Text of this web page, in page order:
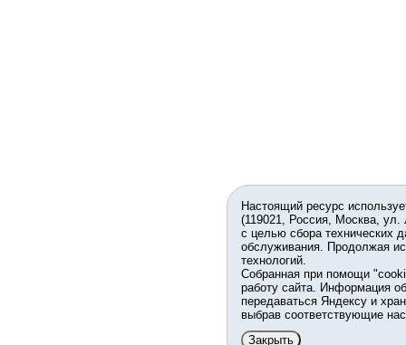
Настоящий ресурс
(119021, Россия, Москва,
с целью сбора технических
обслуживания. Продолжая
технологий.
Собранная при помощи
работу сайта. Информация
передаваться Яндексу и
выбрав соответствующие
Закрыть